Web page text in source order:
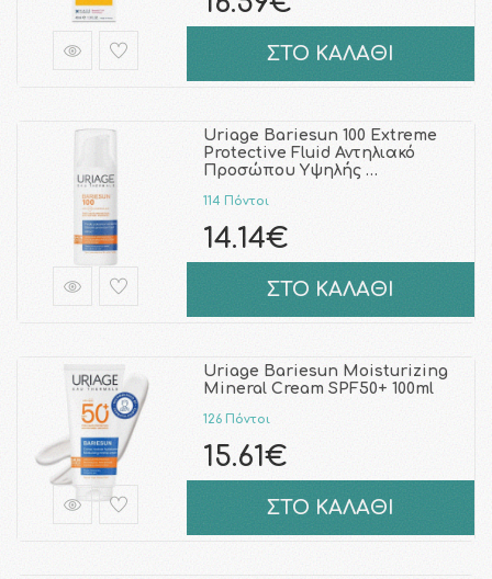
ΣΤΟ ΚΑΛΑΘΙ
Uriage Bariesun 100 Extreme
Protective Fluid Αντηλιακό
Προσώπου Υψηλής …
114 Πόντοι
14.14€
ΣΤΟ ΚΑΛΑΘΙ
Uriage Bariesun Moisturizing
Mineral Cream SPF50+ 100ml
126 Πόντοι
15.61€
ΣΤΟ ΚΑΛΑΘΙ